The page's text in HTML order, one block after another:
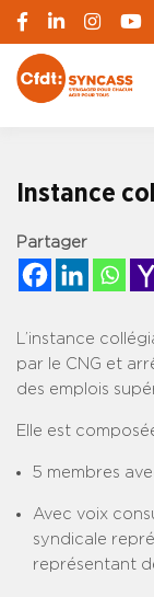
Instance
Partager
L’instance
par le CNG et
des emplois
Elle est
5 membres
Avec voix
syndicale
représentant